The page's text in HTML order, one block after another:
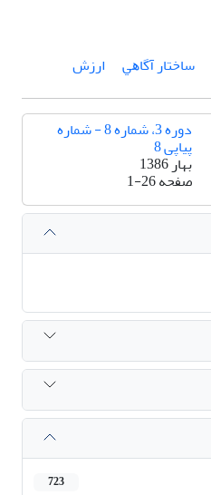
ﺳﺎﺧﺘﺎر آﮔﺎﻫﻲ ارزش
دوره 3، شماره 8 - شماره
پیاپی 8
بهار 1386
صفحه1-26
723